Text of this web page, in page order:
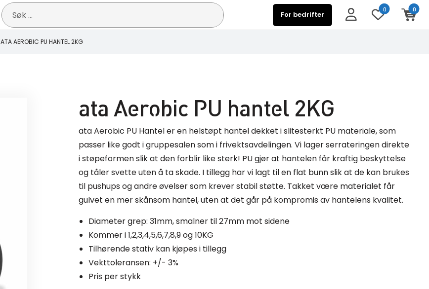
Søk
etter:
For bedrifter
0 0
ATA AEROBIC PU HANTEL 2KG
ata Aerobic PU hantel 2KG
ata Aerobic PU Hantel er en helstøpt hantel dekket i slitesterkt PU materiale, som
passer like godt i gruppesalen som i frivektsavdelingen. Vi lager serrateringen direkte
i støpeformen slik at den forblir like sterk! PU gjør at hantelen får kraftig beskyttelse
og tåler svette uten å ta skade. I tillegg har vi lagt til en flat bunn slik at de kan brukes
til pushups og andre øvelser som krever stabil støtte. Takket være materialet får
gulvet en mer skånsom hantel, uten at det går på kompromis av hantelens kvalitet.
Diameter grep: 31mm, smalner til 27mm mot sidene
Kommer i 1,2,3,4,5,6,7,8,9 og 10KG
Tilhørende stativ kan kjøpes i tillegg
Vekttoleransen: +/- 3%
Pris per stykk